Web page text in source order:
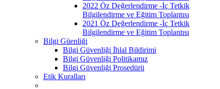
2022 Öz Değerlendirme -İç Tetkik
Bilgilendirme ve Eğitim Toplantısı
2021 Öz Değerlendirme -İç Tetkik
Bilgilendirme ve Eğitim Toplantısı
Bilgi Güenliği
Bilgi Güvenliği İhlal Bildirimi
Bilgi Güvenliği Politikamız
Bilgi Güvenliği Prosedürü
Etik Kuralları